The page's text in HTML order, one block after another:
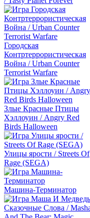
Городская
Контртеррористическая
Война / Urban Counter
Terrorist Warfare
Злые Красные Птицы
Хэллоуин / Angry Red
Birds Halloween
Улицы ярости / Streets Of
Rage (SEGA)
Машина-Терминатор